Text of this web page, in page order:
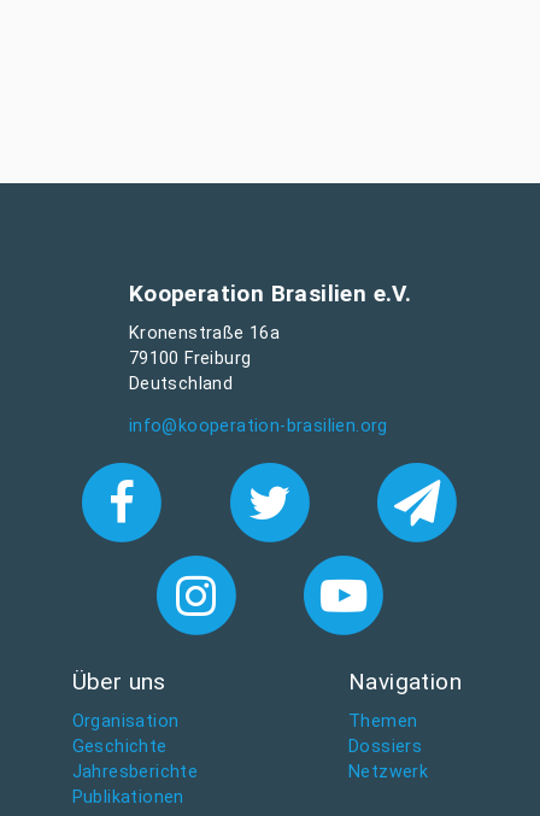
Kooperation Brasilien e.V.
Kronenstraße 16a
79100 Freiburg
Deutschland
info@kooperation-brasilien.org
Über uns
Organisation
Geschichte
Jahresberichte
Publikationen
Navigation
Themen
Dossiers
Netzwerk